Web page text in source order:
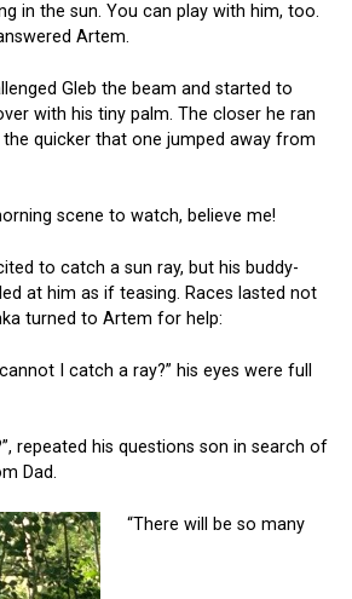
in the sun. You can play with him, too.
Artem.
Gleb the beam and started to
with his tiny palm. The closer he ran
quicker that one jumped away from
scene to watch, believe me!
to catch a sun ray, but his buddy-
at him as if teasing. Races lasted not
turned to Artem for help:
I catch a ray?” his eyes were full
repeated his questions son in search of
Dad.
“There will be so many